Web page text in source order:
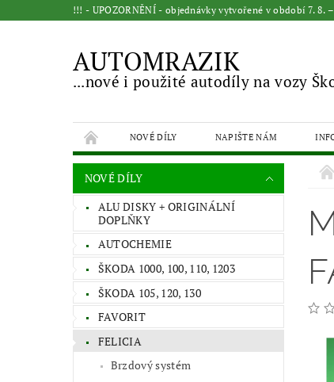
!!! - UPOZORNĚNÍ - objednávky vytvořené v období 7. 8.
AUTOMRAZIK
...nové i použité autodíly na vozy
NOVÉ DÍLY NAPIŠTE NÁM
NOVÉ DÍLY
ALU DISKY + ORIGINÁLNÍ
DOPLŇKY
AUTOCHEMIE
ŠKODA 1000, 100, 110, 1203
ŠKODA 105, 120, 130
FAVORIT
FELICIA
Brzdový systém